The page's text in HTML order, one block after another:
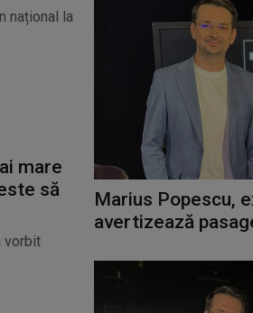
național la
mare
să
vorbit
Marius Popescu,
avertizează